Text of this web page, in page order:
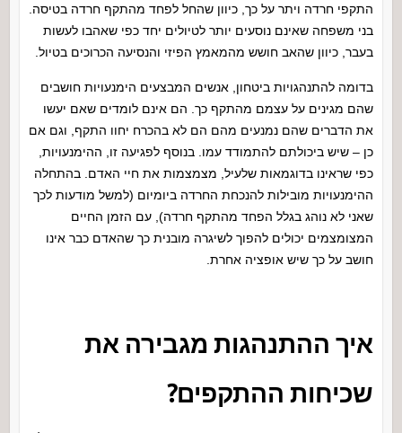
התקפי חרדה ויתר על כך, כיוון שהחל לפחד מהתקף חרדה בטיסה.
בני משפחה שאינם נוסעים יותר לטיולים יחד כפי שאהבו לעשות
בעבר, כיוון שהאב חושש מהמאמץ הפיזי והנסיעה הכרוכים בטיול.
בדומה להתנהגויות ביטחון, אנשים המבצעים הימנעויות חושבים
שהם מגינים על עצמם מהתקף כך. הם אינם לומדים שאם יעשו
את הדברים שהם נמנעים מהם הם לא בהכרח יחוו התקף, וגם אם
כן – שיש ביכולתם להתמודד עמו. בנוסף לפגיעה זו, ההימנעויות,
כפי שראינו בדוגמאות שלעיל, מצמצמות את חיי האדם. בהתחלה
ההימנעויות מובילות להנכחת החרדה ביומיום (למשל מודעות לכך
שאני לא נוהג בגלל הפחד מהתקף חרדה), עם הזמן החיים
המצומצמים יכולים להפוך לשיגרה מובנית כך שהאדם כבר אינו
חושב על כך שיש אופציה אחרת.
איך ההתנהגות מגבירה את
שכיחות ההתקפים?